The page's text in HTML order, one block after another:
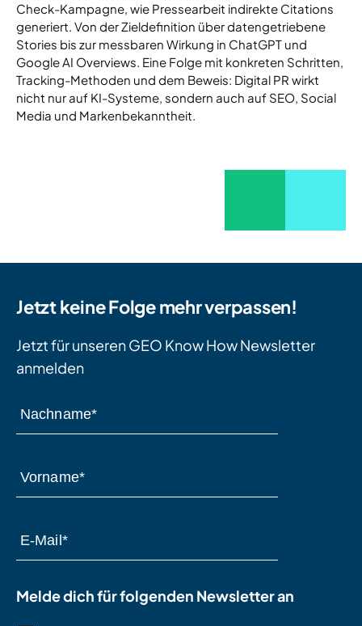
Check-Kampagne, wie Pressearbeit indirekte Citations
generiert. Von der Zieldefinition über datengetriebene
Stories bis zur messbaren Wirkung in ChatGPT und
Google AI Overviews. Eine Folge mit konkreten Schritten,
Tracking-Methoden und dem Beweis: Digital PR wirkt
nicht nur auf KI-Systeme, sondern auch auf SEO, Social
Media und Markenbekanntheit.
Jetzt keine Folge mehr verpassen!
Jetzt für unseren GEO Know How Newsletter
anmelden
Melde dich für folgenden Newsletter an